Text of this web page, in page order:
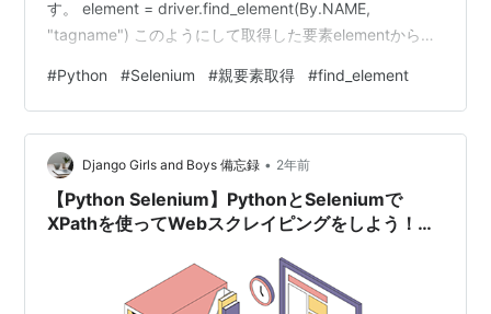
す。 element = driver.find_element(By.NAME,
"tagname") このようにして取得した要素elementから１
かと思います。 そのような場合にはxpathを使用して以
下のようにします。 element.find_element(By.XPATH,
"..") 同様に、２階層上の要素を取得するような場合には
以下のよう…
#Python #Selenium #親要素取得 #find_element
Django Girls and Boys 備忘録 • 2年前
【Python Selenium】PythonとSeleniumで
XPathを使ってWebスクレイピングをしよう！